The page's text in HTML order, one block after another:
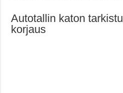
Autotallin katon
korjaus